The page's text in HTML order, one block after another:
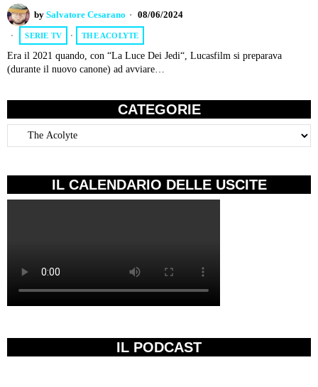
by Salvatore Cesarano 08/06/2024
SERIE TV · THE ACOLYTE
Era il 2021 quando, con “La Luce Dei Jedi“, Lucasfilm si preparava
(durante il nuovo canone) ad avviare…
CATEGORIE
Categorie
IL CALENDARIO DELLE USCITE
IL PODCAST